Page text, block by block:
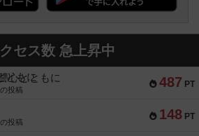
セス数 急上昇中
487 PT
心とともに
投稿
148 PT
投稿